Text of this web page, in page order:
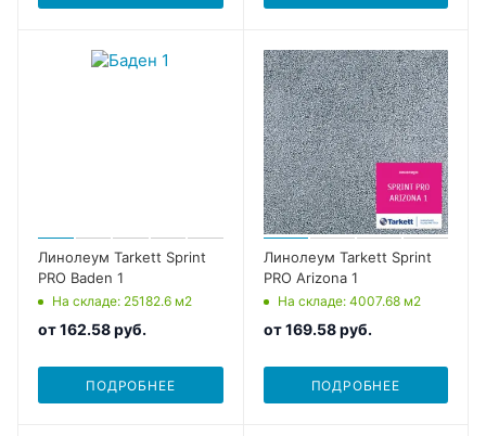
Линолеум Tarkett Sprint
PRO Baden 1
На складе: 25182.6 м2
от162.58 руб.
ПОДРОБНЕЕ
Линолеум Tarkett Sprint
PRO Arizona 1
На складе: 4007.68 м2
от169.58 руб.
ПОДРОБНЕЕ